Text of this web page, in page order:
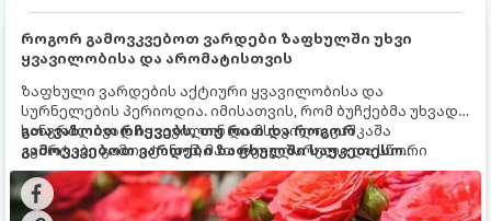
როგორ გამოვკვებოთ ვარდები ზაფხულში უხვი
ყვავილობისა და არომატისთვის
ზაფხული ვარდების აქტიური ყვავილობისა და
სურნელების პერიოდია. იმისათვის, რომ ბუჩქებმა უხვად,
ხანგრძლივად იყვავილონ და მსხვილი, კაშკაშა
კვირტები გამოიტანონ, მათ რეგულარული და სწორი
გამოკვება სჭირდებათ. ზაფხულის პერიოდში მცენარის
მოთხოვნილებები იცვლება, ამიტომ მნიშვნელოვანია
ვიცოდეთ, რომელი სასუქები გამოიყენება ამ დროს.
გთავაზობთ რჩევებს, თუ რით და როგორ
გამოვკვებოთ ვარდები ზაფხულში საუკეთესო
შედეგის მისაღწევად: